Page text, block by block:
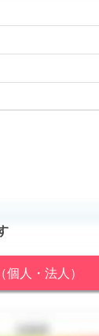
人・法人）